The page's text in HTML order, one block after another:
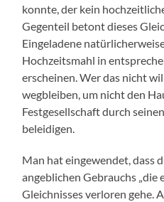
konnte, der kein
Gegenteil betont dieses
Eingeladene
Hochzeitsmahl in
erscheinen. Wer das nicht
wegbleiben, um nicht den
Festgesellschaft durch
beleidigen.
Man hat eingewendet, dass
angeblichen Gebrauchs „die
Gleichnisses verloren gehe.